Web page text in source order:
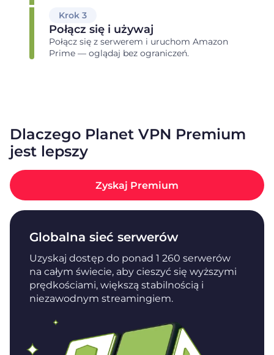
Krok 3
Połącz się i używaj
Połącz się z serwerem i uruchom Amazon
Prime — oglądaj bez ograniczeń.
Dlaczego Planet VPN Premium
jest lepszy
Zyskaj Premium
Globalna sieć serwerów
Uzyskaj dostęp do ponad 1 260 serwerów
na całym świecie, aby cieszyć się wyższymi
prędkościami, większą stabilnością i
niezawodnym streamingiem.